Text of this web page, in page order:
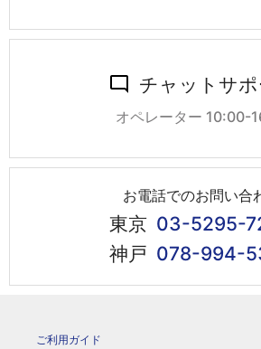
チャットサポ
オペレーター 10:00-
お電話でのお問い合
東京 03-5295-
神戸 078-994-
ご利用ガイド